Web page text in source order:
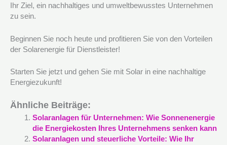
Ihr Ziel, ein nachhaltiges und umweltbewusstes Unternehmen
zu sein.
Beginnen Sie noch heute und profitieren Sie von den Vorteilen
der Solarenergie für Dienstleister!
Starten Sie jetzt und gehen Sie mit Solar in eine nachhaltige
Energiezukunft!
Ähnliche Beiträge:
Solaranlagen für Unternehmen: Wie Sonnenenergie
die Energiekosten Ihres Unternehmens senken kann
Solaranlagen und steuerliche Vorteile: Wie Ihr